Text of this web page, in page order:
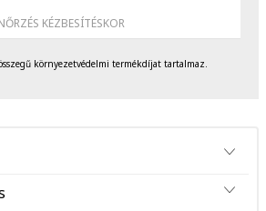
KÉZBESÍTÉSKOR
környezetvédelmi termékdíjat tartalmaz.